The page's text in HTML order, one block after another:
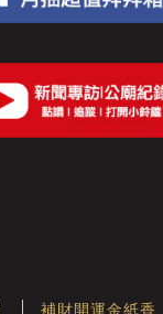
補財開運金紙香